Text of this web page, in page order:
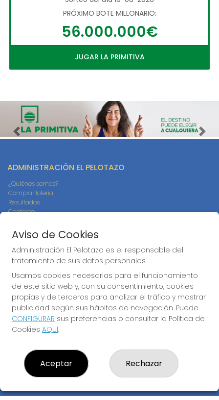
PRÓXIMO BOTE MILLONARIO:
56.000.000€
JUGAR LA PRIMITIVA
Imagen anterior
ADMINISTRACIÓN EL PELOTAZO
¿Quiénes somos?
Comprar lotería
Resultados
Contacto
Compra en SELAE
Peñas
Boletos digitales
Acceso
CONTACTO
ADMINISTRACION DE LOTERIAS: 17-CADIZ - RECEPTOR
OFICIAL: 21300
956073495
info@administracionelpelotazo.es
Callejones Cardoso nº12
Cádiz, 11002
Aviso de Cookies
Administración El Pelotazo es el responsable del
tratamiento de sus datos personales.
Usamos cookies necesarias para el funcionamiento
de este sitio web y, con su consentimiento, cookies
propias y de terceros para analizar el tráfico y mostrar
publicidad según sus hábitos de navegación. Puede
CONFIGURAR sus preferencias o consultar la Política de
Cookies AQUÍ.
Aceptar Rechazar